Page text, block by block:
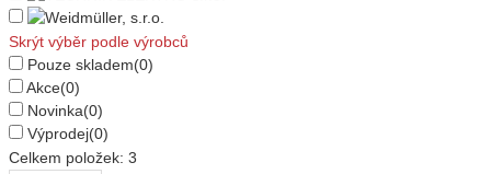
Skrýt výběr podle výrobců
Pouze skladem(0)
Akce(0)
Novinka(0)
Výprodej(0)
Celkem položek: 3